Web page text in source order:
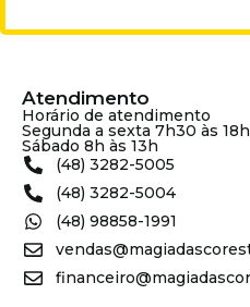
Atendimento
Horário de atendimento
Segunda a sexta 7h30 às 18h
Sábado 8h às 13h
(48) 3282-5005
(48) 3282-5004
(48) 98858-1991